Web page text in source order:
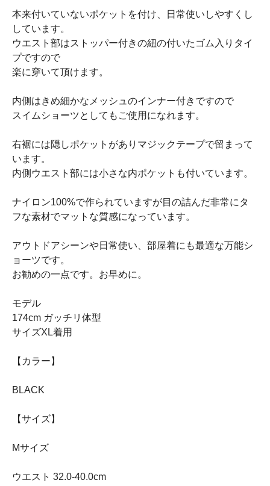
本来付いていないポケットを付け、日常使いしやすくし
しています。
ウエスト部はストッパー付きの紐の付いたゴム入りタイ
プですので
楽に穿いて頂けます。
内側はきめ細かなメッシュのインナー付きですので
スイムショーツとしてもご使用になれます。
右裾には隠しポケットがありマジックテープで留まって
います。
内側ウエスト部には小さな内ポケットも付いています。
ナイロン100%で作られていますが目の詰んだ非常にタ
フな素材でマットな質感になっています。
アウトドアシーンや日常使い、部屋着にも最適な万能シ
ョーツです。
お勧めの一点です。お早めに。
モデル
174cm ガッチリ体型
サイズXL着用
【カラー】
BLACK
【サイズ】
Mサイズ
ウエスト 32.0-40.0cm